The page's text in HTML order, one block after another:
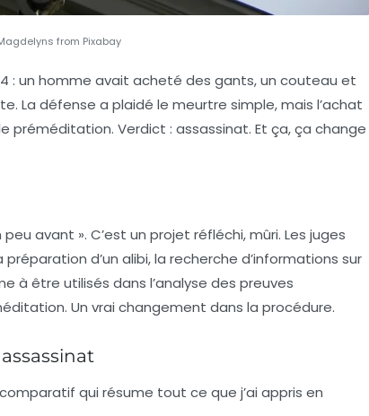
from Pixabay
: un homme avait acheté des gants, un couteau et
La défense a plaidé le meurtre simple, mais l’achat
Verdict : assassinat. Et ça, ça change
avant ». C’est un projet réfléchi, mûri. Les juges
d’un alibi, la recherche d’informations sur
à être utilisés dans l’analyse des preuves
Un vrai changement dans la procédure.
qui résume tout ce que j’ai appris en